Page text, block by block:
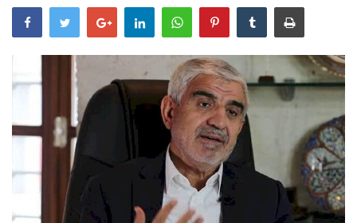
SPOR
DİĞER
YAZARLARIMIZ
ÖZEL ANKETLER